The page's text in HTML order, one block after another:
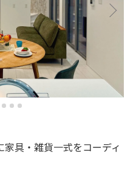
家具・雑貨一式をコーディ